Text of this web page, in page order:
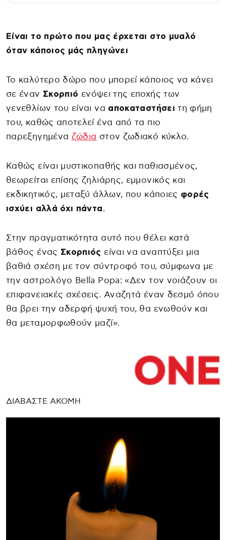
Είναι το πρώτο που μας έρχεται στο μυαλό
όταν κάποιος μάς πληγώνει
Το καλύτερο δώρο που μπορεί κάποιος να κάνει
σε έναν Σκορπιό ενόψει της εποχής των
γενεθλίων του είναι να αποκαταστήσει τη φήμη
του, καθώς αποτελεί ένα από τα πιο
παρεξηγημένα ζώδια στον ζωδιακό κύκλο.
Καθώς είναι μυστικοπαθής και παθιασμένος,
θεωρείται επίσης ζηλιάρης, εμμονικός και
εκδικητικός, μεταξύ άλλων, που κάποιες φορές
ισχύει αλλά όχι πάντα.
Στην πραγματικότητα αυτό που θέλει κατά
βάθος ένας Σκορπιός είναι να αναπτύξει μια
βαθιά σχέση με τον σύντροφό του, σύμφωνα με
την αστρολόγο Bella Popa: «Δεν τον νοιάζουν οι
επιφανειακές σχέσεις. Αναζητά έναν δεσμό όπου
θα βρει την αδερφή ψυχή του, θα ενωθούν και
θα μεταμορφωθούν μαζί».
ΔΙΑΒΑΣΤΕ ΑΚΟΜΗ